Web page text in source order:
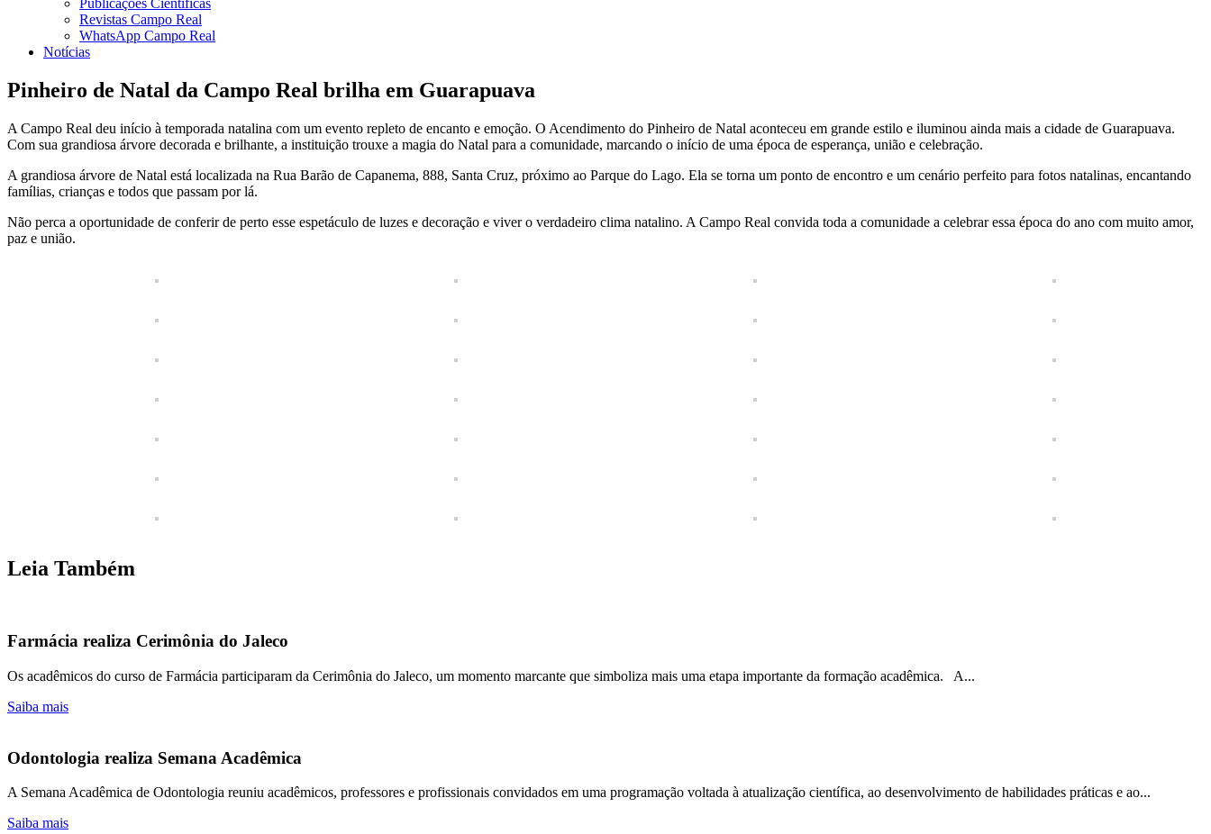
Revistas Campo Real
WhatsApp Campo Real
Notícias
Pinheiro de Natal da Campo Real brilha em Guarapuava
A Campo Real deu início à temporada natalina com um evento repleto de encanto e emoção. O Acendimento do Pinheiro de Natal aconteceu em grande estilo e iluminou ainda mais a cidade de Guarapuava.
Com sua grandiosa árvore decorada e brilhante, a instituição trouxe a magia do Natal para a comunidade, marcando o início de uma época de esperança, união e celebração.
A grandiosa árvore de Natal está localizada na Rua Barão de Capanema, 888, Santa Cruz, próximo ao Parque do Lago. Ela se torna um ponto de encontro e um cenário perfeito para fotos natalinas, encantando
famílias, crianças e todos que passam por lá.
Não perca a oportunidade de conferir de perto esse espetáculo de luzes e decoração e viver o verdadeiro clima natalino. A Campo Real convida toda a comunidade a celebrar essa época do ano com muito amor,
paz e união.
Leia Também
Farmácia realiza Cerimônia do Jaleco
Os acadêmicos do curso de Farmácia participaram da Cerimônia do Jaleco, um momento marcante que simboliza mais uma etapa importante da formação acadêmica. A...
Saiba mais
Odontologia realiza Semana Acadêmica
A Semana Acadêmica de Odontologia reuniu acadêmicos, professores e profissionais convidados em uma programação voltada à atualização científica, ao desenvolvimento de habilidades práticas e ao...
Saiba mais